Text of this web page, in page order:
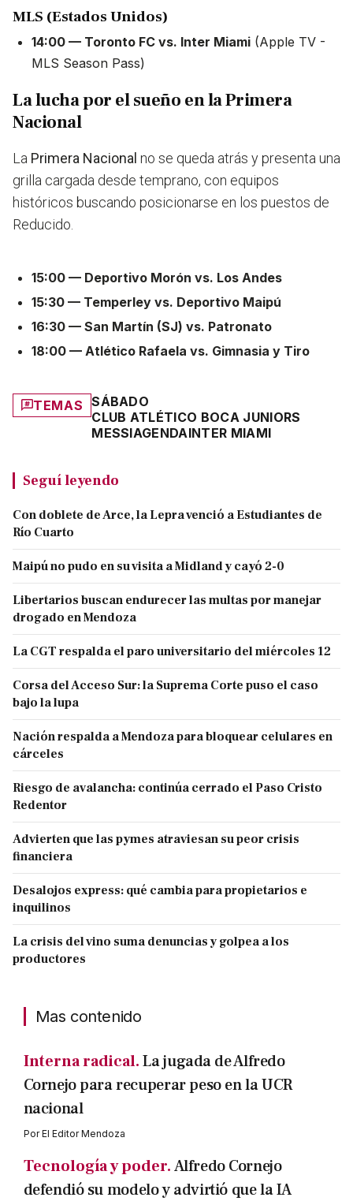
MLS (Estados Unidos)
14:00 — Toronto FC vs. Inter Miami (Apple TV -
MLS Season Pass)
La lucha por el sueño en la Primera
Nacional
La Primera Nacional no se queda atrás y presenta una
grilla cargada desde temprano, con equipos
históricos buscando posicionarse en los puestos de
Reducido.
15:00 — Deportivo Morón vs. Los Andes
15:30 — Temperley vs. Deportivo Maipú
16:30 — San Martín (SJ) vs. Patronato
18:00 — Atlético Rafaela vs. Gimnasia y Tiro
TEMAS
SÁBADO
CLUB ATLÉTICO BOCA JUNIORS
MESSIAGENDAINTER MIAMI
Seguí leyendo
Con doblete de Arce, la Lepra venció a Estudiantes de
Río Cuarto
Maipú no pudo en su visita a Midland y cayó 2-0
Libertarios buscan endurecer las multas por manejar
drogado en Mendoza
La CGT respalda el paro universitario del miércoles 12
Corsa del Acceso Sur: la Suprema Corte puso el caso
bajo la lupa
Nación respalda a Mendoza para bloquear celulares en
cárceles
Riesgo de avalancha: continúa cerrado el Paso Cristo
Redentor
Advierten que las pymes atraviesan su peor crisis
financiera
Desalojos express: qué cambia para propietarios e
inquilinos
La crisis del vino suma denuncias y golpea a los
productores
Mas contenido
Interna radical.La jugada de Alfredo
Cornejo para recuperar peso en la UCR
nacional
PorEl Editor Mendoza
Tecnología y poder.Alfredo Cornejo
defendió su modelo y advirtió que la IA